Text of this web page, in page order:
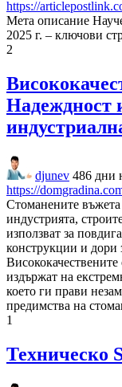
https://
Мета описание
2025 г. – ключови
2
Надеждност
djunev 486 дни
https://
Стоманените
индустрията,
използват за
конструкции и дори
издържат на
което ги прави
предимства на
1
Техническо